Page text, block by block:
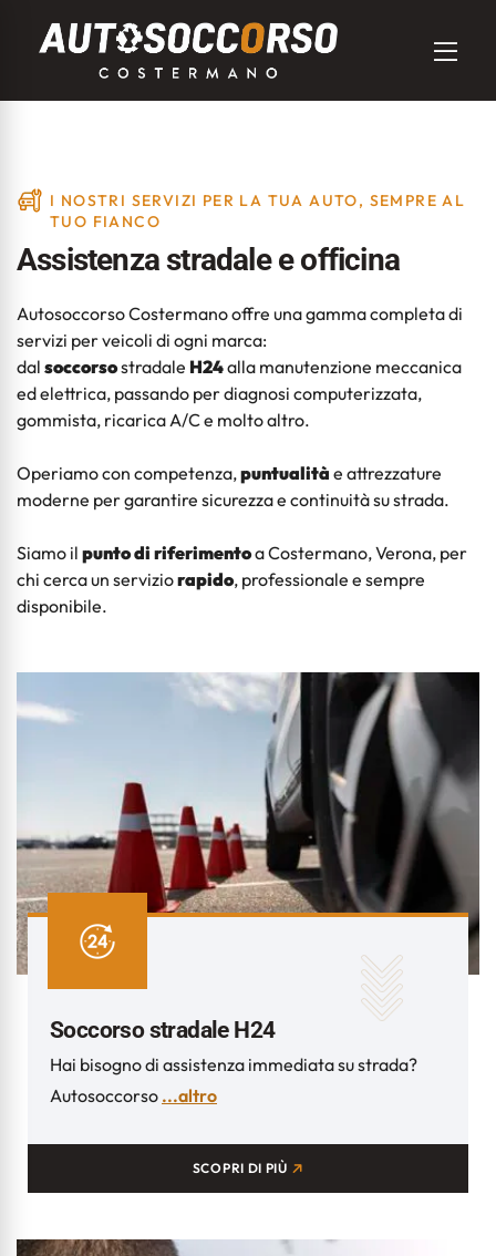
I NOSTRI SERVIZI PER LA TUA AUTO, SEMPRE AL
TUO FIANCO
Assistenza stradale e officina
Autosoccorso Costermano offre una gamma completa di
servizi per veicoli di ogni marca:
dal soccorsostradale H24alla manutenzione meccanica
ed elettrica, passando per diagnosi computerizzata,
gommista, ricarica A/C e molto altro.
Operiamo con competenza,puntualità e attrezzature
moderne per garantire sicurezza e continuità su strada.
Siamo il punto di riferimentoa Costermano, Verona, per
chi cerca un serviziorapido, professionale e sempre
disponibile.
Soccorso stradale H24
Hai bisogno di assistenza immediata su strada?
Autosoccorso ...altro
SCOPRI DI PIÙ